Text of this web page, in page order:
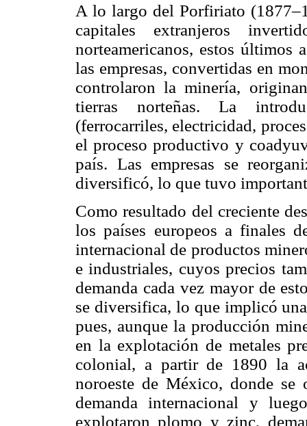
A lo largo del Porfiriato
capitales extranjeros
norteamericanos, estos últimos
las empresas, convertidas en
controlaron la minería,
tierras norteñas. La
(ferrocarriles, electricidad,
el proceso productivo y
país. Las empresas se
diversificó, lo que tuvo
Como resultado del creciente
los países europeos a finales
internacional de productos
e industriales, cuyos precios
demanda cada vez mayor de
se diversifica, lo que implicó
pues, aunque la producción
en la explotación de metales
colonial, a partir de 1890 la
noroeste de México, donde se
demanda internacional y
explotaron plomo y zinc,